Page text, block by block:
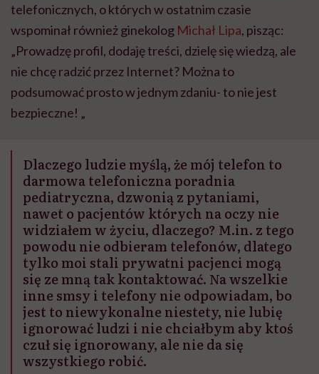
telefonicznych, o których w ostatnim czasie
wspominał również ginekolog Michał Lipa, pisząc:
„Prowadzę profil, dodaję treści, dzielę się wiedzą, ale
nie chcę radzić przez Internet? Można to
podsumować prosto w jednym zdaniu- to nie jest
bezpieczne! „
Dlaczego ludzie myślą, że mój telefon to
darmowa telefoniczna poradnia
pediatryczna, dzwonią z pytaniami,
nawet o pacjentów których na oczy nie
widziałem w życiu, dlaczego? M.in. z tego
powodu nie odbieram telefonów, dlatego
tylko moi stali prywatni pacjenci mogą
się ze mną tak kontaktować. Na wszelkie
inne smsy i telefony nie odpowiadam, bo
jest to niewykonalne niestety, nie lubię
ignorować ludzi i nie chciałbym aby ktoś
czuł się ignorowany, ale nie da się
wszystkiego robić.